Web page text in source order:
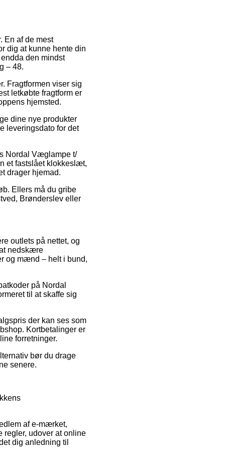
En af de mest
dig at kunne hente din
den mindst
– 48.
Fragtformen viser sig
letkøbte fragtform er
hjemsted.
dine nye produkter
leveringsdato for det
Nordal Væglampe t/
et fastslået klokkeslæt,
drager hjemad.
Ellers må du gribe
Brønderslev eller
outlets på nettet, og
nedskære
og mænd – helt i bund,
på Nordal
til at skaffe sig
der kan ses som
Kortbetalinger er
forretninger.
bør du drage
senere.
af e-mærket,
regler, udover at online
dig anledning til